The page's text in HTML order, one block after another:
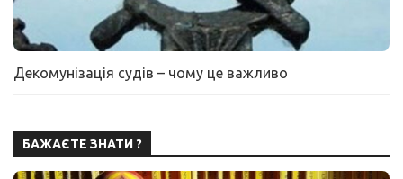
Декомунізація судів – чому це важливо
БАЖАЄТЕ ЗНАТИ ?